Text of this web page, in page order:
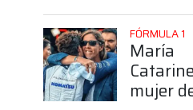
grande"
FÓRMULA 1
María
mujer